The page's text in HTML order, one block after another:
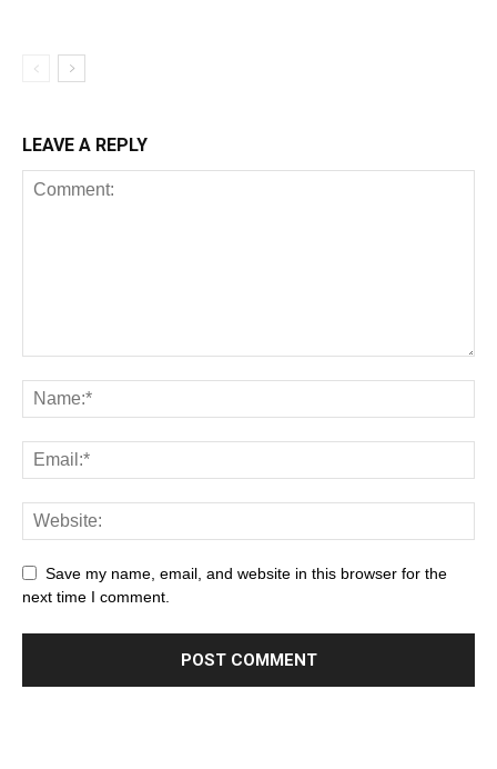
LEAVE A REPLY
Save my name, email, and website in this browser for the
next time I comment.